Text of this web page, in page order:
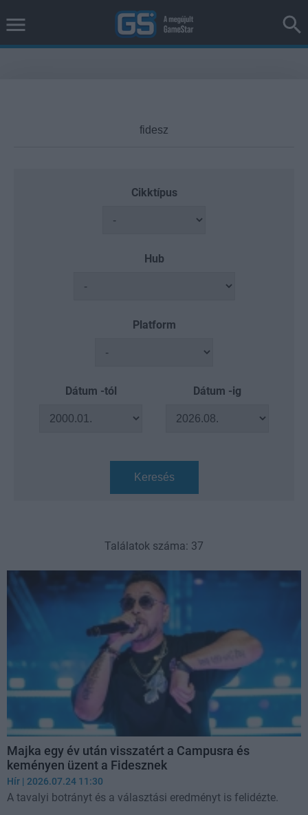
Cikktípus
Hub
Platform
Dátum -tól Dátum -ig
Keresés
Találatok száma: 37
Majka egy év után visszatért a Campusra és
keményen üzent a Fidesznek
Hír | 2026.07.24 11:30
A tavalyi botrányt és a választási eredményt is felidézte.